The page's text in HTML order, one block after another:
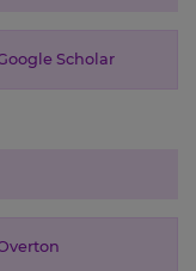
Scholar